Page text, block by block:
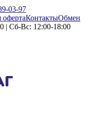
03-97
КонтактыОбмен
| Сб-Вс: 12:00-18:00